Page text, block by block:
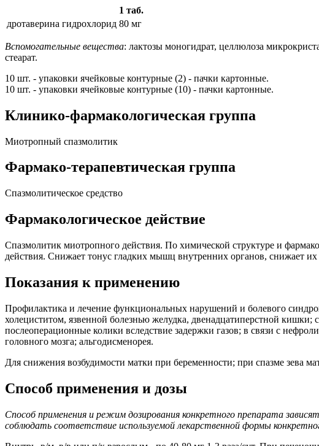
1 таб.
дротаверина гидрохлорид 80 мг
Вспомогательные вещества: лактозы моногидрат, целлюлоза
стеарат.
10 шт. - упаковки ячейковые контурные (2) - пачки картонные.
10 шт. - упаковки ячейковые контурные (10) - пачки картонные.
Клинико-фармакологическая группа
Миотропный спазмолитик
Фармако-терапевтическая группа
Спазмолитическое средство
Фармакологическое действие
Спазмолитик миотропного действия. По химической структуре и
действия. Снижает тонус гладких мышц внутренних органов, снижает
Показания к применению
Профилактика и лечение функциональных нарушений и болевого
холециститом, язвенной болезнью желудка, двенадцатиперстной кишки;
послеоперационные колики вследствие задержки газов; в связи с
головного мозга; альгодисменорея.
Для снижения возбудимости матки при беременности; при спазме зева
Способ применения и дозы
Способ применения и режим дозирования конкретного препарата
соблюдать соответствие используемой лекарственной формы